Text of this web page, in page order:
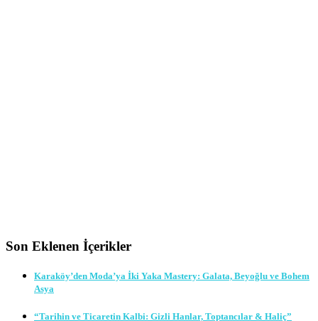
Son Eklenen İçerikler
Karaköy’den Moda’ya İki Yaka Mastery: Galata, Beyoğlu ve Bohem
Asya
“Tarihin ve Ticaretin Kalbi: Gizli Hanlar, Toptancılar & Haliç”